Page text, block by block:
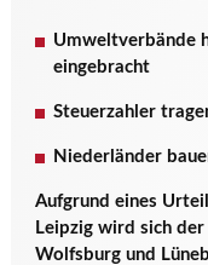
Umweltverbände
eingebracht
Steuerzahler
Niederländer
Aufgrund eines
Leipzig wird sich
Wolfsburg und